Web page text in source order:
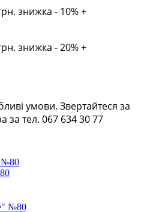
знижка - 10% +
знижка - 20% +
умови. Звертайтеся за
за тел. 067 634 30 77